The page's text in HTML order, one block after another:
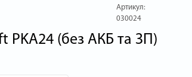
Артикул:
030024
PKA24 (без АКБ та ЗП)